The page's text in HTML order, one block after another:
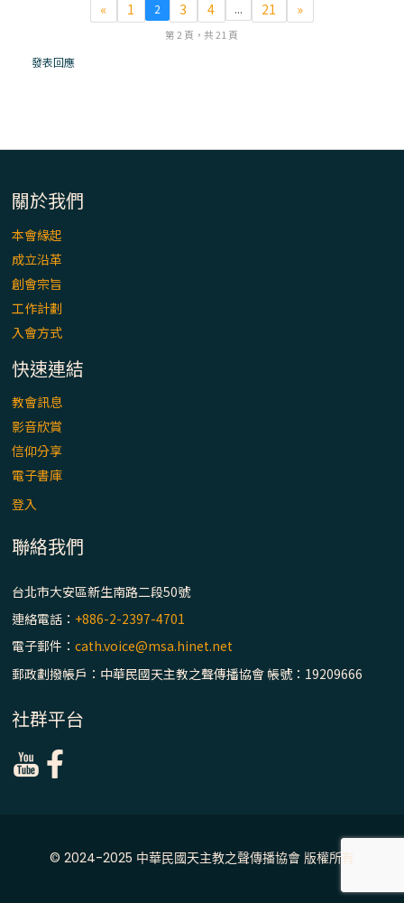
(3)黃敏正主教帶你做【將臨期避靜】—「轉
念」，吃苦如吃補
(1)黃敏正主教帶你做【將臨期避靜】—「走
【信仰之旅】第七集：「罪的啟示」—黃錦
「禧年 來~」第十三集：論《在希望中得救》
「禧年 來~」第十一集：續談禧年特色 ~ 聖門
/ 梅山中華聖母朝聖地
« 1 2 3 4 ... 21 »
第 2 頁，共 21 頁
發表回應
關於我們
本會緣起
成立沿革
創會宗旨
工作計劃
入會方式
快速連結
教會訊息
影音欣賞
信仰分享
電子書庫
登入
聯絡我們
台北市大安區新生南路二段50號
連絡電話： +886-2-2397-4701
電子郵件：cath.voice@msa.hinet.net
郵政劃撥帳戶：中華民國天主教之聲傳播協會 帳號：19209666
社群平台
© 2024-2025 中華民國天主教之聲傳播協會 版權所有